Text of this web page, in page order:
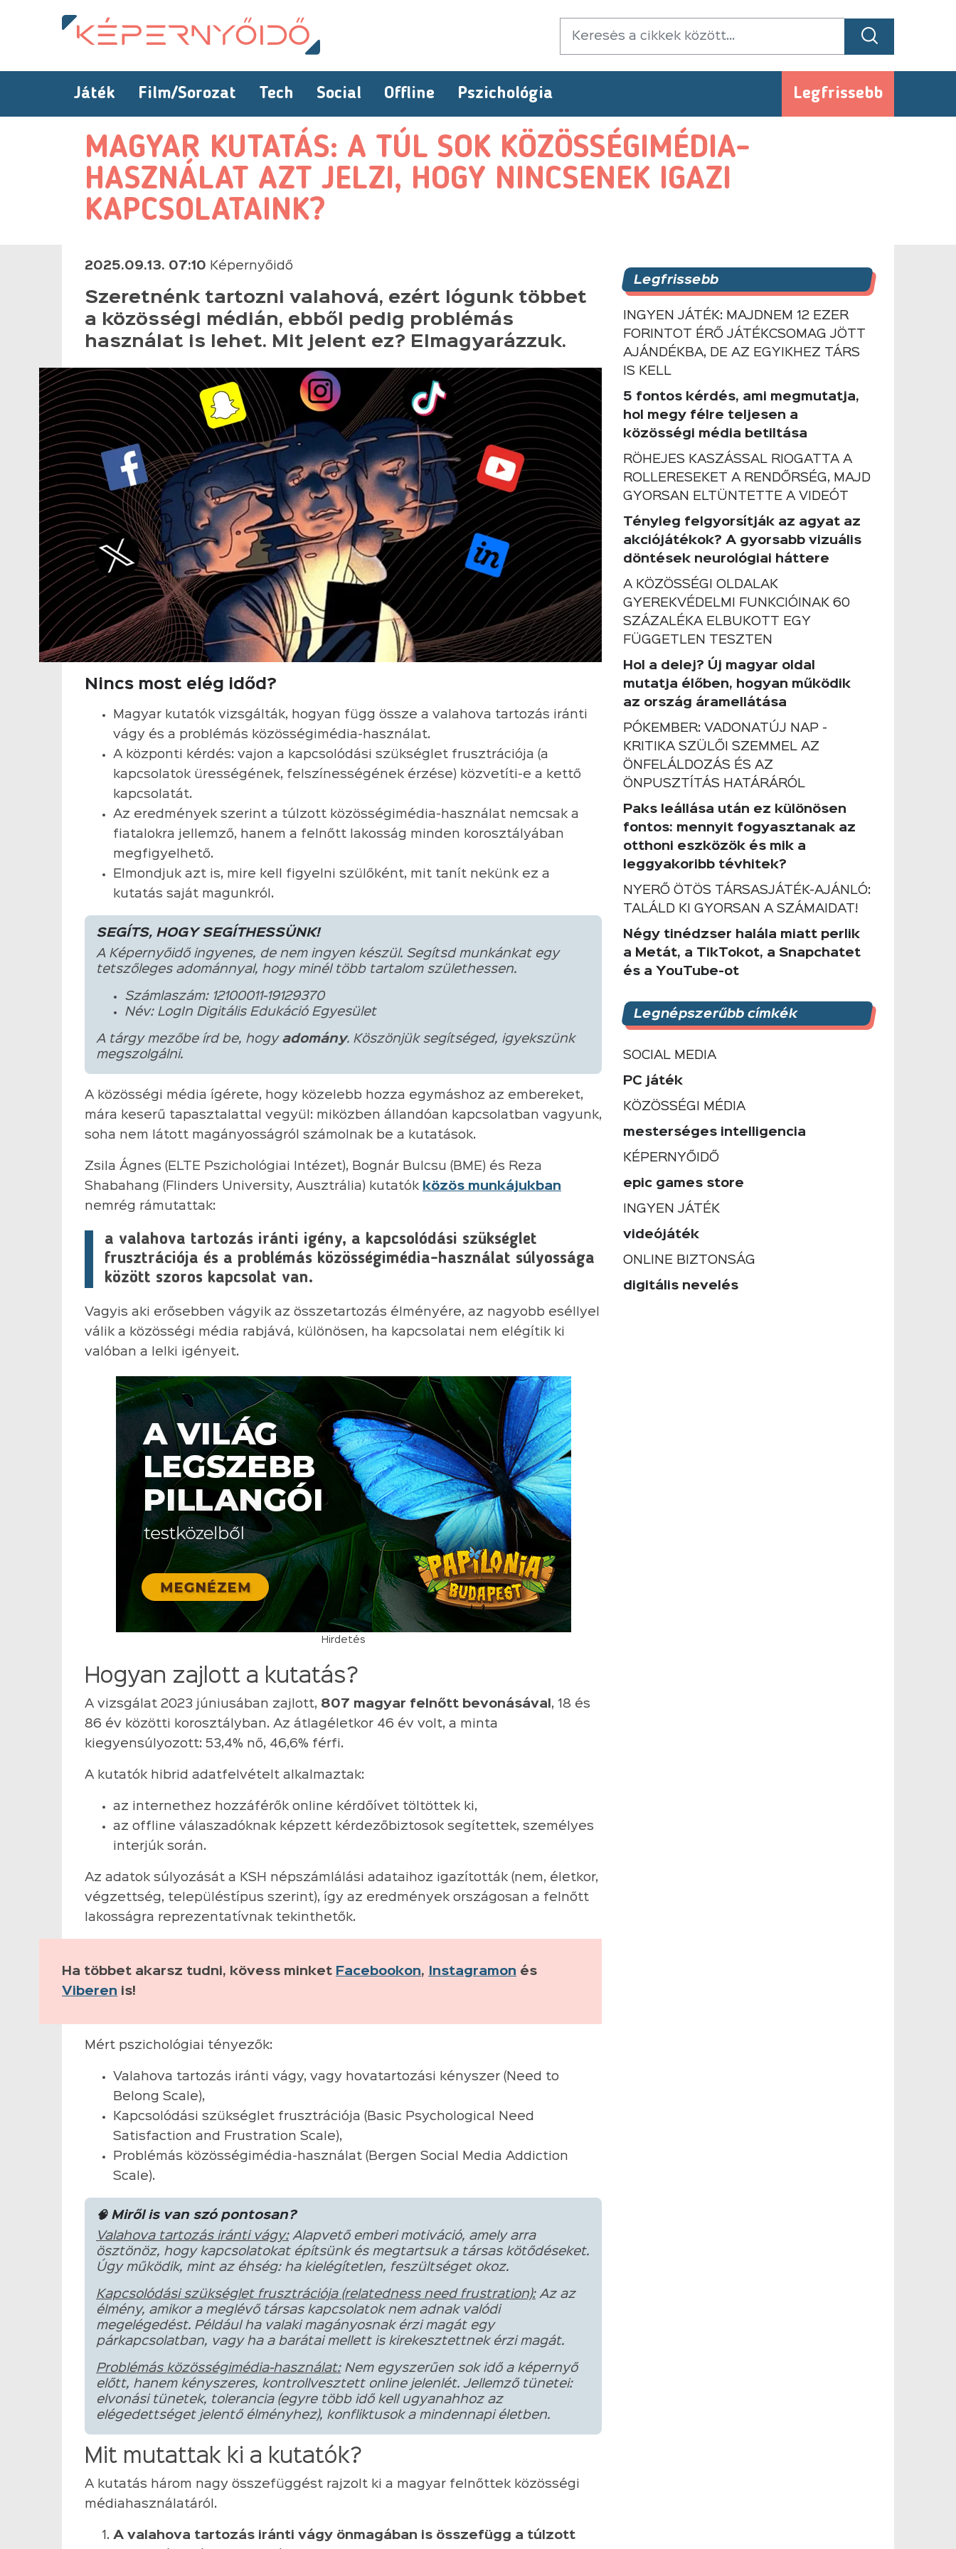
Játék Film/Sorozat Tech Social Offline Pszichológia Legfrissebb
MAGYAR KUTATÁS: A TÚL SOK KÖZÖSSÉGIMÉDIA-
HASZNÁLAT AZT JELZI, HOGY NINCSENEK IGAZI
KAPCSOLATAINK?
2025.09.13. 07:10 Képernyőidő
Szeretnénk tartozni valahová, ezért lógunk többet
a közösségi médián, ebből pedig problémás
használat is lehet. Mit jelent ez? Elmagyarázzuk.
Nincs most elég időd?
Magyar kutatók vizsgálták, hogyan függ össze a valahova tartozás iránti
vágy és a problémás közösségimédia-használat.
A központi kérdés: vajon a kapcsolódási szükséglet frusztrációja (a
kapcsolatok ürességének, felszínességének érzése) közvetíti-e a kettő
kapcsolatát.
Az eredmények szerint a túlzott közösségimédia-használat nemcsak a
fiatalokra jellemző, hanem a felnőtt lakosság minden korosztályában
megfigyelhető.
Elmondjuk azt is, mire kell figyelni szülőként, mit tanít nekünk ez a
kutatás saját magunkról.
SEGÍTS, HOGY SEGÍTHESSÜNK!
A Képernyőidő ingyenes, de nem ingyen készül. Segítsd munkánkat egy
tetszőleges adománnyal, hogy minél több tartalom születhessen.
Számlaszám: 12100011-19129370
Név: LogIn Digitális Edukáció Egyesület
A tárgy mezőbe írd be, hogy adomány. Köszönjük segítséged, igyekszünk
megszolgálni.
A közösségi média ígérete, hogy közelebb hozza egymáshoz az embereket,
mára keserű tapasztalattal vegyül: miközben állandóan kapcsolatban vagyunk,
soha nem látott magányosságról számolnak be a kutatások.
Zsila Ágnes (ELTE Pszichológiai Intézet), Bognár Bulcsu (BME) és Reza
Shabahang (Flinders University, Ausztrália) kutatók közös munkájukban
nemrég rámutattak:
a valahova tartozás iránti igény, a kapcsolódási szükséglet
frusztrációja és a problémás közösségimédia-használat súlyossága
között szoros kapcsolat van.
Vagyis aki erősebben vágyik az összetartozás élményére, az nagyobb eséllyel
válik a közösségi média rabjává, különösen, ha kapcsolatai nem elégítik ki
valóban a lelki igényeit.
Hirdetés
Hogyan zajlott a kutatás?
A vizsgálat 2023 júniusában zajlott, 807 magyar felnőtt bevonásával , 18 és
86 év közötti korosztályban. Az átlagéletkor 46 év volt, a minta
kiegyensúlyozott: 53,4% nő, 46,6% férfi.
A kutatók hibrid adatfelvételt alkalmaztak:
az internethez hozzáférők online kérdőívet töltöttek ki,
az offline válaszadóknak képzett kérdezőbiztosok segítettek, személyes
interjúk során.
Az adatok súlyozását a KSH népszámlálási adataihoz igazították (nem, életkor,
végzettség, településtípus szerint), így az eredmények országosan a felnőtt
lakosságra reprezentatívnak tekinthetők.
Ha többet akarsz tudni, kövess minket Facebookon, Instagramon és
Viberen is!
Mért pszichológiai tényezők:
Valahova tartozás iránti vágy, vagy hovatartozási kényszer (Need to
Belong Scale),
Kapcsolódási szükséglet frusztrációja (Basic Psychological Need
Satisfaction and Frustration Scale),
Problémás közösségimédia-használat (Bergen Social Media Addiction
Scale).
🧠 Miről is van szó pontosan?
Valahova tartozás iránti vágy:Alapvető emberi motiváció, amely arra
ösztönöz, hogy kapcsolatokat építsünk és megtartsuk a társas kötődéseket.
Úgy működik, mint az éhség: ha kielégítetlen, feszültséget okoz.
Kapcsolódási szükséglet frusztrációja (relatedness need frustration):Az az
élmény, amikor a meglévő társas kapcsolatok nem adnak valódi
megelégedést. Például ha valaki magányosnak érzi magát egy
párkapcsolatban, vagy ha a barátai mellett is kirekesztettnek érzi magát.
Problémás közösségimédia-használat:Nem egyszerűen sok idő a képernyő
előtt, hanem kényszeres, kontrollvesztett online jelenlét. Jellemző tünetei:
elvonási tünetek, tolerancia (egyre több idő kell ugyanahhoz az
elégedettséget jelentő élményhez), konfliktusok a mindennapi életben.
Mit mutattak ki a kutatók?
A kutatás három nagy összefüggést rajzolt ki a magyar felnőttek közösségi
médiahasználatáról.
A valahova tartozás iránti vágy önmagában is összefügg a túlzott
Legfrissebb
INGYEN JÁTÉK: MAJDNEM 12 EZER
FORINTOT ÉRŐ JÁTÉKCSOMAG JÖTT
AJÁNDÉKBA, DE AZ EGYIKHEZ TÁRS
IS KELL
5 fontos kérdés, ami megmutatja,
hol megy félre teljesen a
közösségi média betiltása
RÖHEJES KASZÁSSAL RIOGATTA A
ROLLERESEKET A RENDŐRSÉG, MAJD
GYORSAN ELTÜNTETTE A VIDEÓT
Tényleg felgyorsítják az agyat az
akciójátékok? A gyorsabb vizuális
döntések neurológiai háttere
A KÖZÖSSÉGI OLDALAK
GYEREKVÉDELMI FUNKCIÓINAK 60
SZÁZALÉKA ELBUKOTT EGY
FÜGGETLEN TESZTEN
Hol a delej? Új magyar oldal
mutatja élőben, hogyan működik
az ország áramellátása
PÓKEMBER: VADONATÚJ NAP -
KRITIKA SZÜLŐI SZEMMEL AZ
ÖNFELÁLDOZÁS ÉS AZ
ÖNPUSZTÍTÁS HATÁRÁRÓL
Paks leállása után ez különösen
fontos: mennyit fogyasztanak az
otthoni eszközök és mik a
leggyakoribb tévhitek?
NYERŐ ÖTÖS TÁRSASJÁTÉK-AJÁNLÓ:
TALÁLD KI GYORSAN A SZÁMAIDAT!
Négy tinédzser halála miatt perlik
a Metát, a TikTokot, a Snapchatet
és a YouTube-ot
Legnépszerűbb címkék
SOCIAL MEDIA
PC játék
KÖZÖSSÉGI MÉDIA
mesterséges intelligencia
KÉPERNYŐIDŐ
epic games store
INGYEN JÁTÉK
videójáték
ONLINE BIZTONSÁG
digitális nevelés